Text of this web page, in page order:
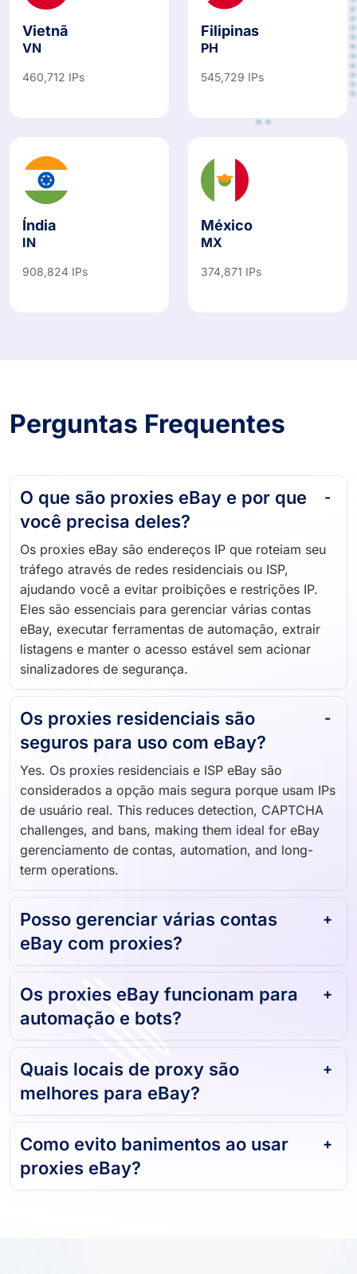
Vietnã
VN
460,712 IPs
Filipinas
PH
545,729 IPs
Índia
IN
908,824 IPs
México
MX
374,871 IPs
Perguntas Frequentes
O que são proxies eBay e por que
você precisa deles?
Os proxies eBay são endereços IP que roteiam seu
tráfego através de redes residenciais ou ISP,
ajudando você a evitar proibições e restrições IP.
Eles são essenciais para gerenciar várias contas
eBay, executar ferramentas de automação, extrair
listagens e manter o acesso estável sem acionar
sinalizadores de segurança.
Os proxies residenciais são
seguros para uso com eBay?
Yes. Os proxies residenciais e ISP eBay são
considerados a opção mais segura porque usam IPs
de usuário real. This reduces detection, CAPTCHA
challenges, and bans, making them ideal for eBay
gerenciamento de contas, automation, and long-
term operations.
Posso gerenciar várias contas
eBay com proxies?
Os proxies eBay funcionam para
automação e bots?
Quais locais de proxy são
melhores para eBay?
Como evito banimentos ao usar
proxies eBay?